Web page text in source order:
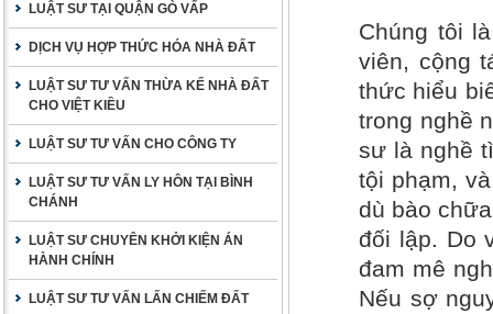
LUẬT SƯ TẠI QUẬN GÒ VẤP
DỊCH VỤ HỢP THỨC HÓA NHÀ ĐẤT
LUẬT SƯ TƯ VẤN THỪA KẾ NHÀ ĐẤT
CHO VIỆT KIỀU
LUẬT SƯ TƯ VẤN CHO CÔNG TY
LUẬT SƯ TƯ VẤN LY HÔN TẠI BÌNH
CHÁNH
LUẬT SƯ CHUYÊN KHỞI KIỆN ÁN
HÀNH CHÍNH
LUẬT SƯ TƯ VẤN LẤN CHIẾM ĐẤT
Chúng tôi
viên, cộng
thức hiểu
trong nghề
sư là nghề
tội phạm,
dù bào
đối lập. Do
đam mê
Nếu sợ